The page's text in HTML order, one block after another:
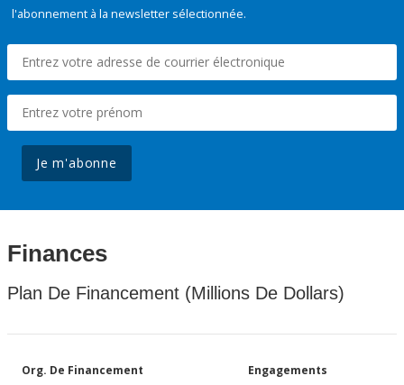
l'abonnement à la newsletter sélectionnée.
Je m'abonne
Finances
Plan De Financement (Millions De Dollars)
Org. De Financement Engagements